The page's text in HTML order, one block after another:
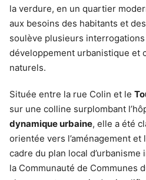
la verdure, en un quartier
aux besoins des habitants et
soulève plusieurs
développement urbanistique et
naturels.
Située entre la rue Colin et le
sur une colline surplombant
dynamique urbaine, elle a été
orientée vers l’aménagement
cadre du plan local
la Communauté de Communes